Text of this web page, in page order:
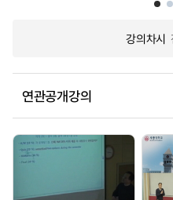
강의차시
연관공개강의